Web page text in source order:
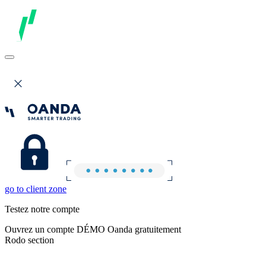
go to client zone
Testez notre compte
Ouvrez un compte DÉMO Oanda gratuitement
Rodo section